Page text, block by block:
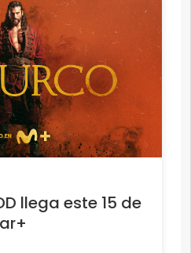
llega este 15 de